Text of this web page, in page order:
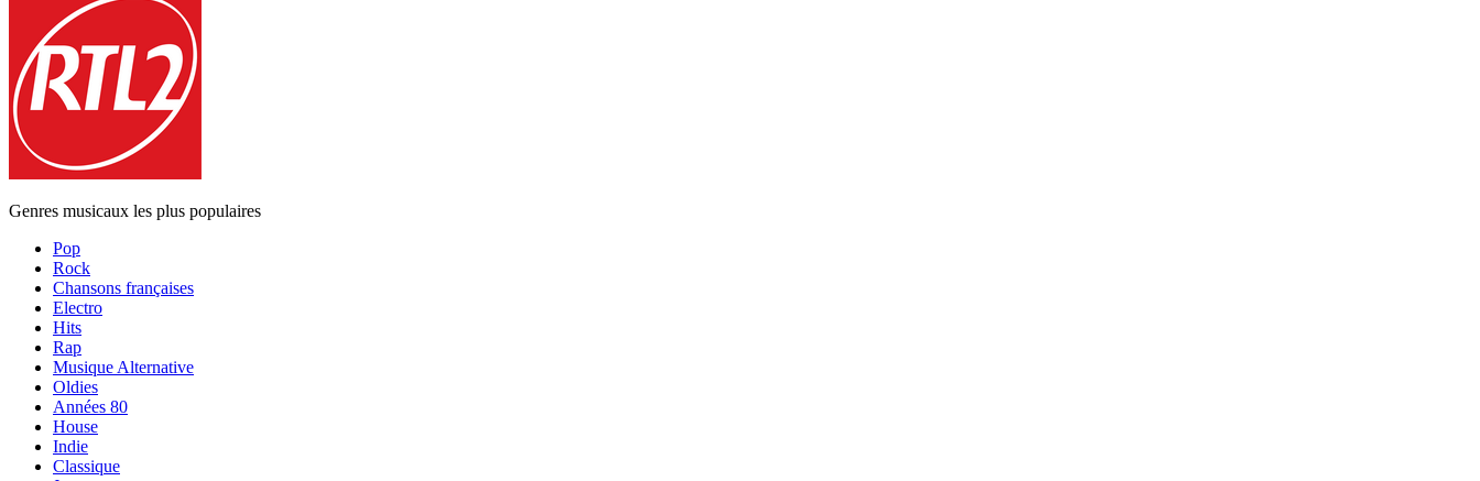
Genres musicaux les plus populaires
Pop
Rock
Chansons françaises
Electro
Hits
Rap
Musique Alternative
Oldies
Années 80
House
Indie
Classique